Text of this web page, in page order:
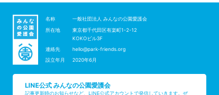
名称
一般社団法人 みんなの公園愛護会
所在地
東京都千代田区有楽町1-2-12
KOKOビル3F
連絡先
hello@park-friends.org
設立年月
2020年6月
LINE公式 みんなの公園愛護会
記事更新時のお知らせなど、LINE公式アカウントで発信していきます。ぜ